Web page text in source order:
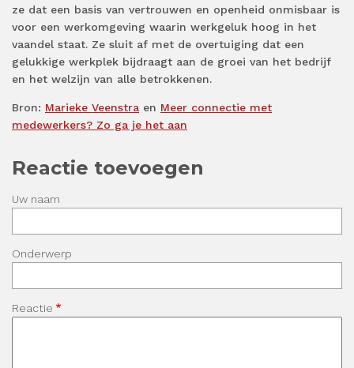
ze dat een basis van vertrouwen en openheid onmisbaar is
voor een werkomgeving waarin werkgeluk hoog in het
vaandel staat. Ze sluit af met de overtuiging dat een
gelukkige werkplek bijdraagt aan de groei van het bedrijf
en het welzijn van alle betrokkenen.
Bron: Marieke Veenstra en Meer connectie met
medewerkers? Zo ga je het aan
Reactie toevoegen
Uw naam
Onderwerp
Reactie